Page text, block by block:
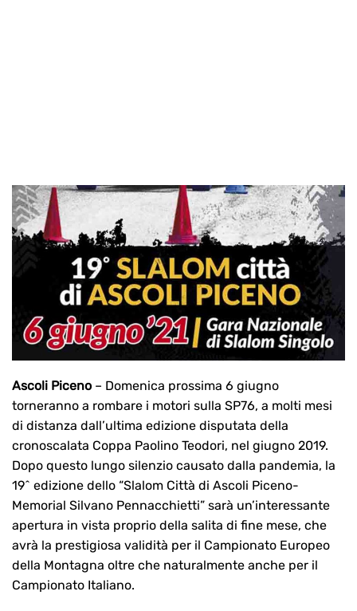
Ascoli Piceno – Domenica prossima 6 giugno
torneranno a rombare i motori sulla SP76, a molti mesi
di distanza dall’ultima edizione disputata della
cronoscalata Coppa Paolino Teodori, nel giugno 2019.
Dopo questo lungo silenzio causato dalla pandemia, la
19^ edizione dello “Slalom Città di Ascoli Piceno-
Memorial Silvano Pennacchietti” sarà un’interessante
apertura in vista proprio della salita di fine mese, che
avrà la prestigiosa validità per il Campionato Europeo
della Montagna oltre che naturalmente anche per il
Campionato Italiano.